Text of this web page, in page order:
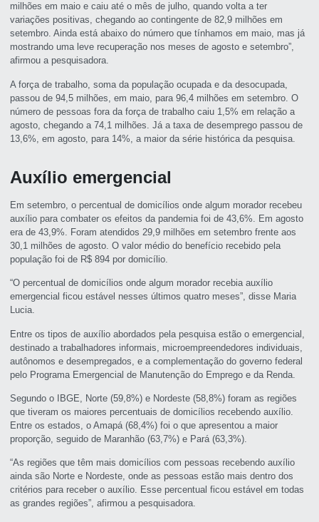
milhões em maio e caiu até o mês de julho, quando volta a ter
variações positivas, chegando ao contingente de 82,9 milhões em
setembro. Ainda está abaixo do número que tínhamos em maio, mas já
mostrando uma leve recuperação nos meses de agosto e setembro”,
afirmou a pesquisadora.
A força de trabalho, soma da população ocupada e da desocupada,
passou de 94,5 milhões, em maio, para 96,4 milhões em setembro. O
número de pessoas fora da força de trabalho caiu 1,5% em relação a
agosto, chegando a 74,1 milhões. Já a taxa de desemprego passou de
13,6%, em agosto, para 14%, a maior da série histórica da pesquisa.
Auxílio emergencial
Em setembro, o percentual de domicílios onde algum morador recebeu
auxílio para combater os efeitos da pandemia foi de 43,6%. Em agosto
era de 43,9%. Foram atendidos 29,9 milhões em setembro frente aos
30,1 milhões de agosto. O valor médio do benefício recebido pela
população foi de R$ 894 por domicílio.
“O percentual de domicílios onde algum morador recebia auxílio
emergencial ficou estável nesses últimos quatro meses”, disse Maria
Lucia.
Entre os tipos de auxílio abordados pela pesquisa estão o emergencial,
destinado a trabalhadores informais, microempreendedores individuais,
autônomos e desempregados, e a complementação do governo federal
pelo Programa Emergencial de Manutenção do Emprego e da Renda.
Segundo o IBGE, Norte (59,8%) e Nordeste (58,8%) foram as regiões
que tiveram os maiores percentuais de domicílios recebendo auxílio.
Entre os estados, o Amapá (68,4%) foi o que apresentou a maior
proporção, seguido de Maranhão (63,7%) e Pará (63,3%).
“As regiões que têm mais domicílios com pessoas recebendo auxílio
ainda são Norte e Nordeste, onde as pessoas estão mais dentro dos
critérios para receber o auxílio. Esse percentual ficou estável em todas
as grandes regiões”, afirmou a pesquisadora.